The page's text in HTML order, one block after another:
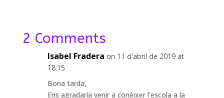
2 Comments
Isabel Fradera on 11 d'abril de 2019 at
18:15
Bona tarda,
Ens agradaría venir a conèixer l’escola a la